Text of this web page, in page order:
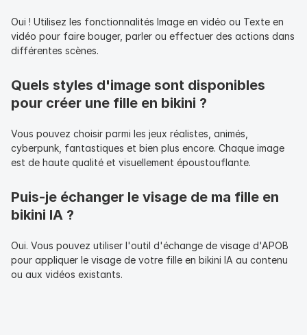
Oui ! Utilisez les fonctionnalités Image en vidéo ou Texte en
vidéo pour faire bouger, parler ou effectuer des actions dans
différentes scènes.
Quels styles d'image sont disponibles
pour créer une fille en bikini ?
Vous pouvez choisir parmi les jeux réalistes, animés,
cyberpunk, fantastiques et bien plus encore. Chaque image
est de haute qualité et visuellement époustouflante.
Puis-je échanger le visage de ma fille en
bikini IA ?
Oui. Vous pouvez utiliser l'outil d'échange de visage d'APOB
pour appliquer le visage de votre fille en bikini IA au contenu
ou aux vidéos existants.